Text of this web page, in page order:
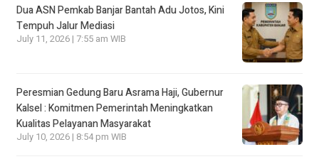
Dua ASN Pemkab Banjar Bantah Adu Jotos, Kini
Tempuh Jalur Mediasi
July 11, 2026 | 7:55 am WIB
Peresmian Gedung Baru Asrama Haji, Gubernur
Kalsel : Komitmen Pemerintah Meningkatkan
Kualitas Pelayanan Masyarakat
July 10, 2026 | 8:54 pm WIB